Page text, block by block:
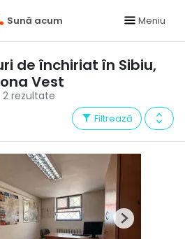
Sună acum Meniu
2 rezultate
de închiriat în Sibiu,
Vest
Filtrează
Next